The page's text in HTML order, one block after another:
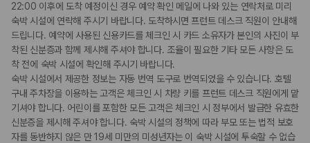
22:00 이후에 도착 예정이신 경우 예약 확인 메일에 나와 있는 연락처로 미리
숙박 시설에 연락해 주시기 바랍니다. 도착하시면 프런트 데스크 직원이 안내해
드립니다. 예약에 사용된 신용카드를 체크인 시 카드 소유자가 본인의 사진이 부
착된 신분증과 함께 제시해 주셔야 합니다. 조율이 필요한 기타 모든 사항은 도
착 전에 숙박 시설에 확인해 주시기 바랍니다.
숙박 시설에서 제공한 정보는 자동 번역 도구로 번역되었을 수 있습니다. 호텔
구내 주차장을 이용하는 고객은 체크인 시 차량 키를 프런트 데스크 직원에게 맡
기셔야 합니다. 어린이를 포함한 모든 고객은 체크인 시 정부에서 발급한 유효한
신분증을 제시해 주셔야 합니다. 숙박 시설의 정책에 따라 부모 또는 법적 보호
자를 동반하지 않은 만 19세 미만의 미성년자는 이 숙박 시설에 투숙할 수 없습